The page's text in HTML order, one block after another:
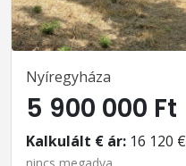
Nyíregyháza
5 900 000 Ft
Kalkulált € ár: 16 120 €